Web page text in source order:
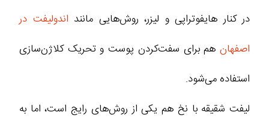
در کنار هایفوتراپی و لیزر، روش‌هایی مانند اندولیفت در
اصفهان هم برای سفت‌کردن پوست و تحریک کلاژن‌سازی
استفاده می‌شود.
لیفت شقیقه با نخ هم یکی از روش‌های رایج است، اما به